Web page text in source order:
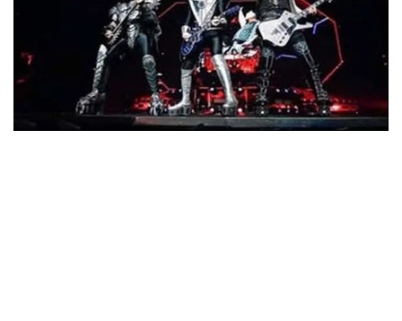
*NEW RELEASE (最新約3ヶ月)
2024.6.24
ビリー・ジョエル / 2024年3月24日 100Aniv. 米M.S.G公演 完全
*NEW RELEASE (最新約3ヶ月)
2024.6.24
リアム・ギャラガー / 2024年6月3日 カーディフ公演 IEM/AUD 完
*NEW RELEASE (最新約3ヶ月)
2024.6.24